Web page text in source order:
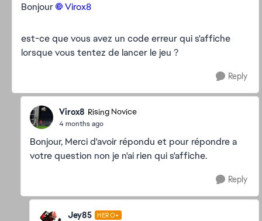
Bonjour Virox8​
est-ce que vous avez un code erreur qui s'affiche
lorsque vous tentez de lancer le jeu ?
Reply
Virox8 Rising Novice
4 months ago
Bonjour, Merci d'avoir répondu et pour répondre a
votre question non je n'ai rien qui s'affiche.
Reply
Jey85 HERO+